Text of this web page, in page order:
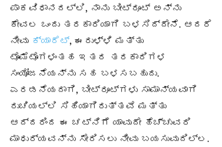
ಪಾಕವಿಧಾನದಲ್ಲಿ, ನಾನು ಬೀಟ್‌ರೂಟ್ ಅನ್ನು
ಕೇವಲ ಒಂದು ತರಕಾರಿಯಾಗಿ ಬಳಸಿದ್ದೇನೆ. ಆದರೆ
ನೀವು ಕ್ಯಾರೆಟ್, ಈರುಳ್ಳಿ ಮತ್ತು
ಟೊಮೆಟೊಗಳಂತಹ ಇತರ ತರಕಾರಿಗಳ
ಸಂಯೋಜನೆಯನ್ನು ಸಹ ಬಳಸಬಹುದು.
ಎರಡನೆಯದಾಗಿ, ಬೀಟ್‌ರೂಟ್‌ಗಳು ಸಾಮಾನ್ಯವಾಗಿ
ರುಚಿಯಲ್ಲಿ ಸಿಹಿಯಾಗಿರುತ್ತವೆ ಮತ್ತು
ಆದ್ದರಿಂದ ಈ ಚಟ್ನಿಗೆ ಯಾವುದೇ ಹೆಚ್ಚುವರಿ
ಮಾಧುರ್ಯವನ್ನು ಸೇರಿಸಲು ನೀವು ಬಯಸುವುದಿಲ್ಲ.